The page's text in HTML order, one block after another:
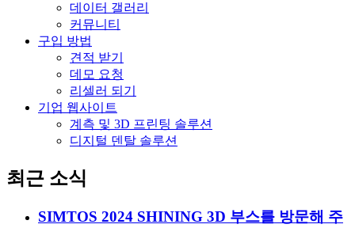
데이터 갤러리
커뮤니티
구입 방법
견적 받기
데모 요청
리셀러 되기
기업 웹사이트
계측 및 3D 프린팅 솔루션
디지털 덴탈 솔루션
최근 소식
SIMTOS 2024 SHINING 3D 부스를 방문해 주